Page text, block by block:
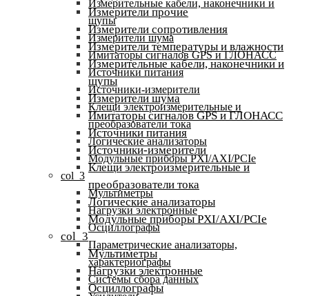
Измерительные кабели, наконечники и
щупы
Измерители шума
Имитаторы сигналов GPS и ГЛОНАСС
Источники питания
Источники-измерители
Клещи электроизмерительные и
преобразователи тока
Логические анализаторы
Модульные приборы PXI/AXI/PCIe
col_3
Мультиметры
Нагрузки электронные
Осциллографы
Параметрические анализаторы,
характериографы
Системы сбора данных
Измерители прочие
Измерители сопротивления
Измерители температуры и влажности
Измерительные кабели, наконечники и
щупы
Измерители шума
Имитаторы сигналов GPS и ГЛОНАСС
Источники питания
Источники-измерители
Клещи электроизмерительные и
преобразователи тока
Логические анализаторы
Модульные приборы PXI/AXI/PCIe
col_3
Мультиметры
Нагрузки электронные
Осциллографы